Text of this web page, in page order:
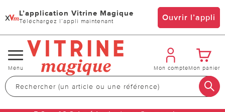
x L’application Vitrine Magique
Téléchargez l’appli maintenant Ouvrir l’appli
Changer
de
navigation
Menu Mon compteMon panier